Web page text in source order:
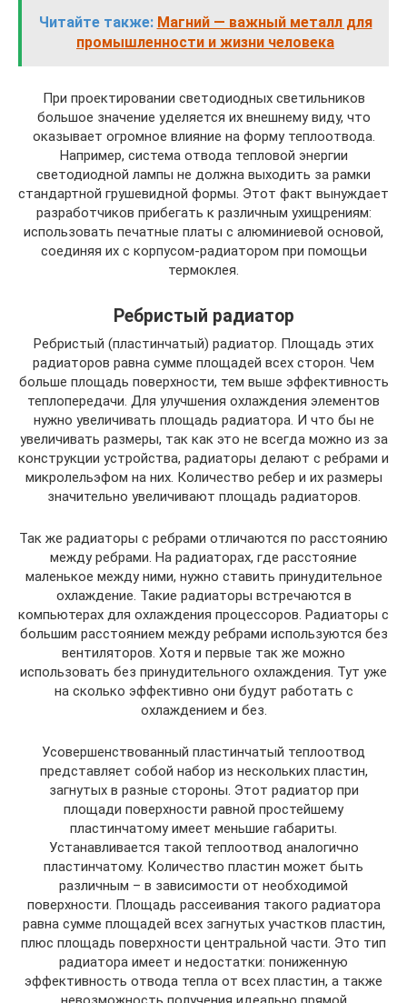
Читайте также: Магний — важный металл для
промышленности и жизни человека
При проектировании светодиодных светильников
большое значение уделяется их внешнему виду, что
оказывает огромное влияние на форму теплоотвода.
Например, система отвода тепловой энергии
светодиодной лампы не должна выходить за рамки
стандартной грушевидной формы. Этот факт вынуждает
разработчиков прибегать к различным ухищрениям:
использовать печатные платы с алюминиевой основой,
соединяя их с корпусом-радиатором при помощьи
термоклея.
Ребристый радиатор
Ребристый (пластинчатый) радиатор. Площадь этих
радиаторов равна сумме площадей всех сторон. Чем
больше площадь поверхности, тем выше эффективность
теплопередачи. Для улучшения охлаждения элементов
нужно увеличивать площадь радиатора. И что бы не
увеличивать размеры, так как это не всегда можно из за
конструкции устройства, радиаторы делают с ребрами и
микролельэфом на них. Количество ребер и их размеры
значительно увеличивают площадь радиаторов.
Так же радиаторы с ребрами отличаются по расстоянию
между ребрами. На радиаторах, где расстояние
маленькое между ними, нужно ставить принудительное
охлаждение. Такие радиаторы встречаются в
компьютерах для охлаждения процессоров. Радиаторы с
большим расстоянием между ребрами используются без
вентиляторов. Хотя и первые так же можно
использовать без принудительного охлаждения. Тут уже
на сколько эффективно они будут работать с
охлаждением и без.
Усовершенствованный пластинчатый теплоотвод
представляет собой набор из нескольких пластин,
загнутых в разные стороны. Этот радиатор при
площади поверхности равной простейшему
пластинчатому имеет меньшие габариты.
Устанавливается такой теплоотвод аналогично
пластинчатому. Количество пластин может быть
различным – в зависимости от необходимой
поверхности. Площадь рассеивания такого радиатора
равна сумме площадей всех загнутых участков пластин,
плюс площадь поверхности центральной части. Это тип
радиатора имеет и недостатки: пониженную
эффективность отвода тепла от всех пластин, а также